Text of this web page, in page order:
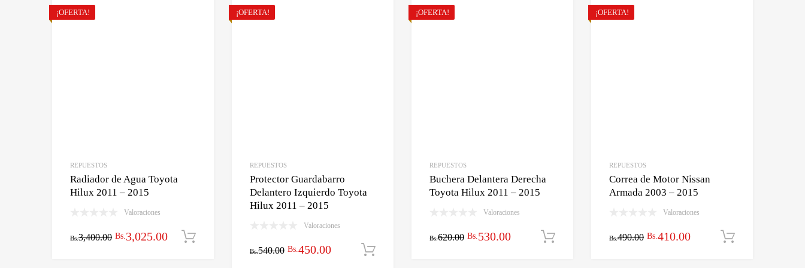
¡OFERTA!
REPUESTOS
Radiador de Agua Toyota
Hilux 2011 – 2015
Valoraciones
Bs.3,400.00 El
Bs. 3,025.00El
¡OFERTA!
REPUESTOS
Protector Guardabarro
Delantero Izquierdo Toyota
Hilux 2011 – 2015
Valoraciones
Bs.540.00 El
Bs. 450.00El
¡OFERTA!
REPUESTOS
Buchera Delantera Derecha
Toyota Hilux 2011 – 2015
Valoraciones
Bs.620.00 El
Bs. 530.00El
Añadir al carrito
¡OFERTA!
REPUESTOS
Correa de Motor Nissan
Armada 2003 – 2015
Valoraciones
Bs.490.00 El
Bs. 410.00El